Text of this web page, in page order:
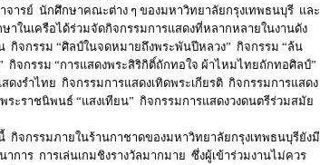
ย์ นักศึกษาคณะต่าง ๆ ของมหาวิทยาลัยกรุงเทพธนบุรี และ
าในเครือได้ร่วมจัดกิจกรรมการแสดงที่หลากหลายในงานดัง
กิจกรรม “ศิลป์ในจดหมายถึงพระพันปีหลวง” กิจกรรม “ล้น
” กิจกรรม “การแสดงพระสิริกิติ์ถักทอใจ ผ้าไหมไทยถักทอศิลป์”
ดงรำไทย กิจกรรมการแสดงเทิดพระเกียรติ กิจกรรมการแสดง
ระราชนิพนธ์ “แสงเทียน” กิจกรรมการแสดงวงดนตรีร่วมสมัย
กรรมภายในร้านกาชาดของมหาวิทยาลัยกรุงเทพธนบุรียังมี
การ การเล่นเกมชิงรางวัลมากมาย ซึ่งผู้เข้าร่วมงานไม่ควร